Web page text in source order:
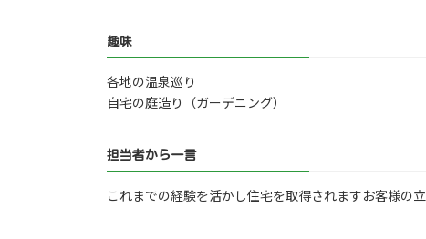
趣味
各地の温泉巡り
自宅の庭造り（ガーデニング）
担当者から一言
これまでの経験を活かし住宅を取得されますお客様の